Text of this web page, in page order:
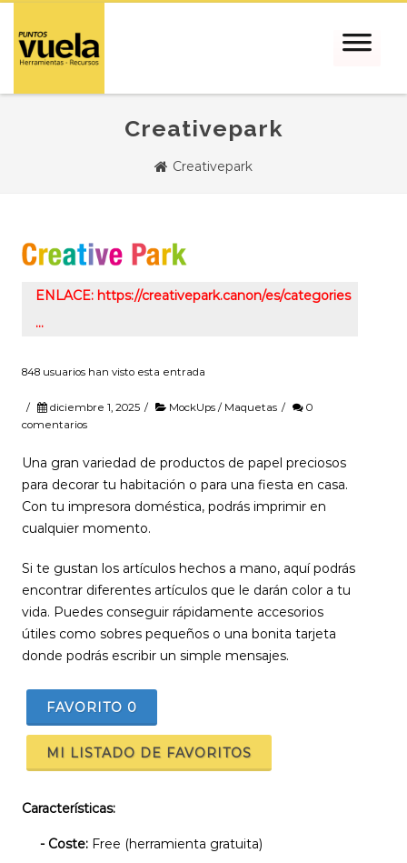
Creativepark
Creativepark
ENLACE: https://creativepark.canon/es/categories
…
848 usuarios han visto esta entrada
/ diciembre 1, 2025 / MockUps / Maquetas /
0
comentarios
Una gran variedad de productos de papel preciosos
para decorar tu habitación o para una fiesta en casa.
Con tu impresora doméstica, podrás imprimir en
cualquier momento.
Si te gustan los artículos hechos a mano, aquí podrás
encontrar diferentes artículos que le darán color a tu
vida. Puedes conseguir rápidamente accesorios
útiles como sobres pequeños o una bonita tarjeta
donde podrás escribir un simple mensajes.
FAVORITO 0
MI LISTADO DE FAVORITOS
Características:
- Coste: Free (herramienta gratuita)